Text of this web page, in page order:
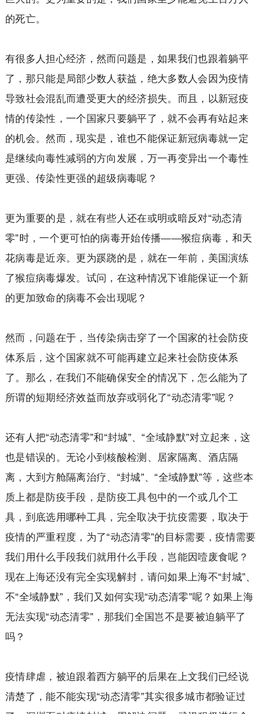
的死亡。
有很多人担心经济，然而问题是，如果我们也跟着躺平
了，那只能是局部少数人获益，绝大多数人会因为疫情
导致社会混乱而遭受更大的经济损失。而且，以新冠疫
情的传染性，一个国家只要躺平了，就不会再有站起来
的机会。然而，现实是，谁也不能保证新冠病毒就一定
是继续向毒性减弱的方向发展，万一再变异出一个毒性
更强、传染性更强的超级病毒呢？
更为重要的是，就在有些人还在或明或暗反对“动态清
零”时，一个更可怕的病毒开始传播——猴痘病毒，和天
花病毒是近亲。更为蹊跷的是，就在一年前，美国演练
了猴痘病毒爆发。试问，在这种情况下谁能保证一个新
的更加致命的病毒不会出现呢？
然而，问题在于，当传染病击穿了一个国家的社会防疫
体系后，这个国家就不可能再建立起来社会防疫体系
了。那么，在我们不能确保安全的情况下，怎么能为了
所谓的短期经济效益而放弃或弱化了“动态清零”呢？
还有人把“动态清零”和“封城”、“全域静默”对立起来，这
也是错误的。无论小到核酸检测、居家隔离、酒店隔
离，大到方舱隔离治疗、“封城”、“全域静默”等，这些本
质上都是防疫手段，是防疫工具包中的一个或几个工
具，到底选用哪种工具，完全取决于抗疫需要，取决于
疫情的严重程度，为了“动态清零”的目标需要，疫情需要
我们用什么手段我们就用什么手段，岂能因噎废食呢？
现在上海还没有完全实现解封，请问如果上海不“封城”、
不“全域静默”，我们又如何实现“动态清零”呢？如果上海
无法实现“动态清零”，那我们全国岂不是要被迫躺平了
吗？
疫情肆虐，被迫跟着西方躺平的后果在上文我们已经说
清楚了，能不能实现“动态清零”其实很多城市都验证过